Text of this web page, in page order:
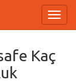
Kaç